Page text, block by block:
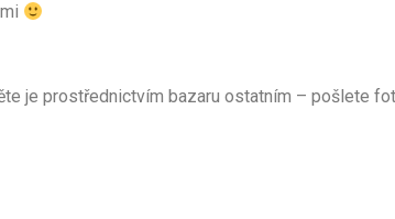
je prostřednictvím bazaru ostatním – pošlete